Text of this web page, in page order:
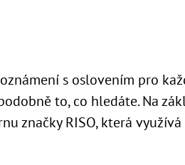
s oslovením pro
to, co hledáte. Na
značky RISO, která využívá